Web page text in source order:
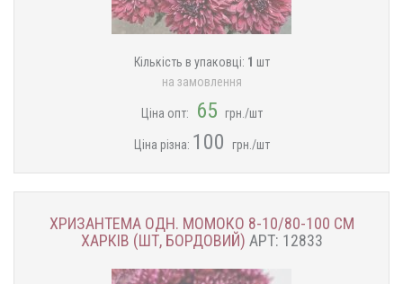
Кількість в упаковці: 1 шт
на замовлення
Ціна опт: 65 грн./шт
Ціна різна: 100 грн./шт
ХРИЗАНТЕМА ОДН. МОМОКО 8-10/80-100 СМ
ХАРКІВ (ШТ, БОРДОВИЙ) АРТ: 12833